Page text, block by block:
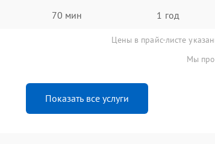
70 мин 1 год
Цены в прайс-листе
Мы
Показать все услуги